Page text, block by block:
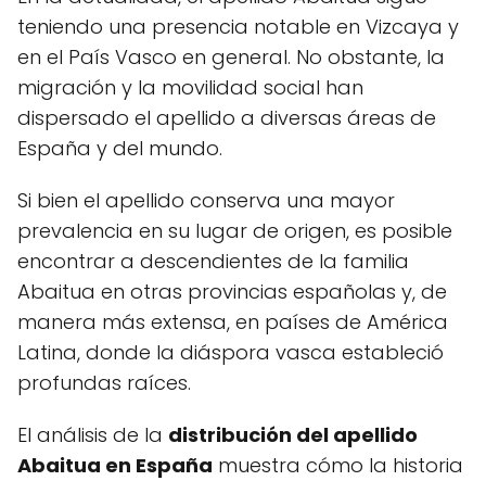
teniendo una presencia notable en Vizcaya y
en el País Vasco en general. No obstante, la
migración y la movilidad social han
dispersado el apellido a diversas áreas de
España y del mundo.
Si bien el apellido conserva una mayor
prevalencia en su lugar de origen, es posible
encontrar a descendientes de la familia
Abaitua en otras provincias españolas y, de
manera más extensa, en países de América
Latina, donde la diáspora vasca estableció
profundas raíces.
El análisis de la distribución del apellido
Abaitua en España muestra cómo la historia